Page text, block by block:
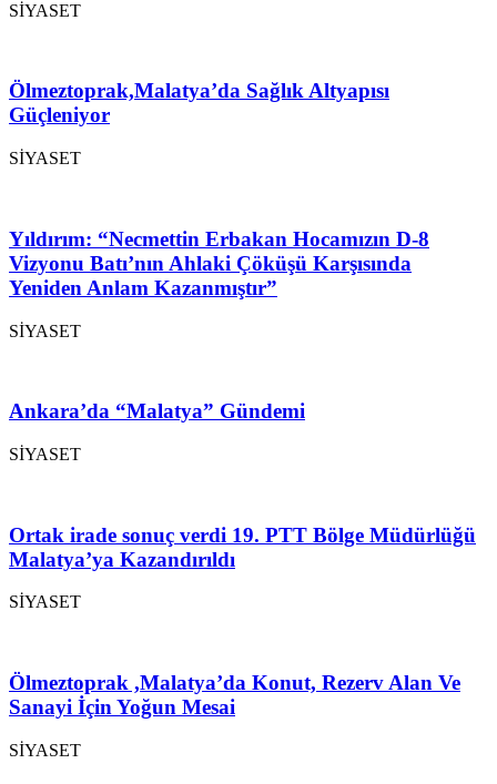
SİYASET
Ölmeztoprak,Malatya’da Sağlık Altyapısı
Güçleniyor
SİYASET
Yıldırım: “Necmettin Erbakan Hocamızın D-8
Vizyonu Batı’nın Ahlaki Çöküşü Karşısında
Yeniden Anlam Kazanmıştır”
SİYASET
Ankara’da “Malatya” Gündemi
SİYASET
Ortak irade sonuç verdi 19. PTT Bölge Müdürlüğü
Malatya’ya Kazandırıldı
SİYASET
Ölmeztoprak ,Malatya’da Konut, Rezerv Alan Ve
Sanayi İçin Yoğun Mesai
SİYASET